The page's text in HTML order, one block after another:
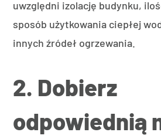
uwzględni izolację budynku,
sposób użytkowania ciepłej
innych źródeł ogrzewania.
2. Dobierz
odpowiednią